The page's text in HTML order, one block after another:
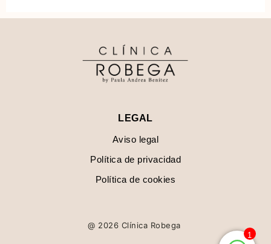
LEGAL
Aviso legal
Política de privacidad
Política de cookies
@ 2026 Clínica Robega
1